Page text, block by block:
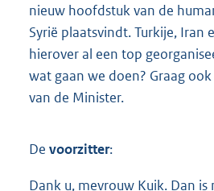
nieuw hoofdstuk van de
Syrië plaatsvindt. Turkije, Iran
hierover al een top
wat gaan we doen? Graag
van de Minister.
De voorzitter:
Dank u, mevrouw Kuik. Dan